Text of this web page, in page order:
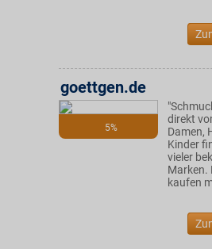
5%
goettgen.de
direkt
Damen,
Kinder
vieler
Marken.
kaufen